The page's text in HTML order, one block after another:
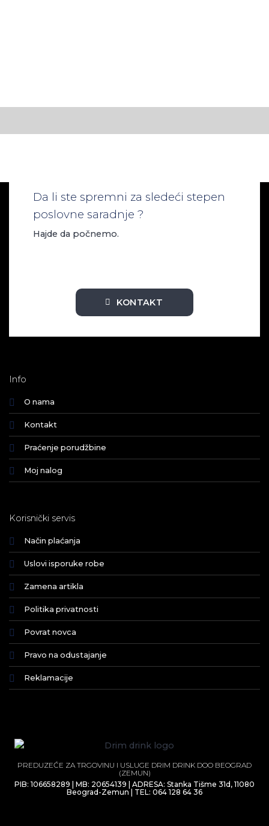
Da li ste spremni za sledeći stepen
poslovne saradnje ?
Hajde da počnemo.
KONTAKT
Info
O nama
Kontakt
Praćenje porudžbine
Moj nalog
Korisnički servis
Način plaćanja
Uslovi isporuke robe
Zamena artikla
Politika privatnosti
Povrat novca
Pravo na odustajanje
Reklamacije
PREDUZEĆE ZA TRGOVINU I USLUGE DRIM DRINK DOO BEOGRAD
(ZEMUN)
PIB: 106658289 | MB: 20654139 | ADRESA: Stanka Tišme 31d, 11080
Beograd-Zemun | TEL: 064 128 64 36